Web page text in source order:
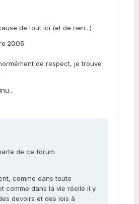
de tout ici (et de rien...)
2005
de respect, je trouve
de ce forum
comme dans toute
comme dans la vie réelle il y
devoirs et des lois à